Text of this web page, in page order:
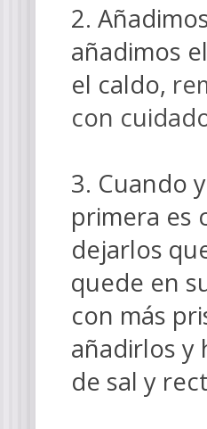
2.
añadimos
el caldo,
con
3. Cuando
primera es
dejarlos
quede en
con más
añadirlos
de sal y re